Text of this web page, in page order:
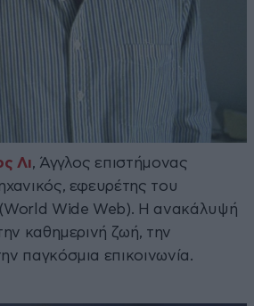
Λι, Άγγλος επιστήμονας
εφευρέτης του
(World Wide Web). Η ανακάλυψή
καθημερινή ζωή, την
παγκόσμια επικοινωνία.